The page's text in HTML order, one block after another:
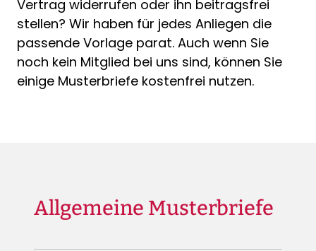
Vertrag widerrufen oder ihn beitragsfrei
stellen? Wir haben für jedes Anliegen die
passende Vorlage parat. Auch wenn Sie
noch kein Mitglied bei uns sind, können Sie
einige Musterbriefe kostenfrei nutzen.
Allgemeine Musterbriefe